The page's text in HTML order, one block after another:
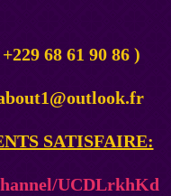
68 61 90 86 )
SATISFAIRE:
UCDLrkhKd